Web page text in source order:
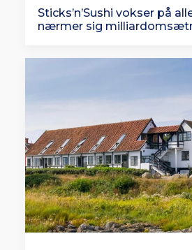
Sticks’n’Sushi vokser på
nærmer sig